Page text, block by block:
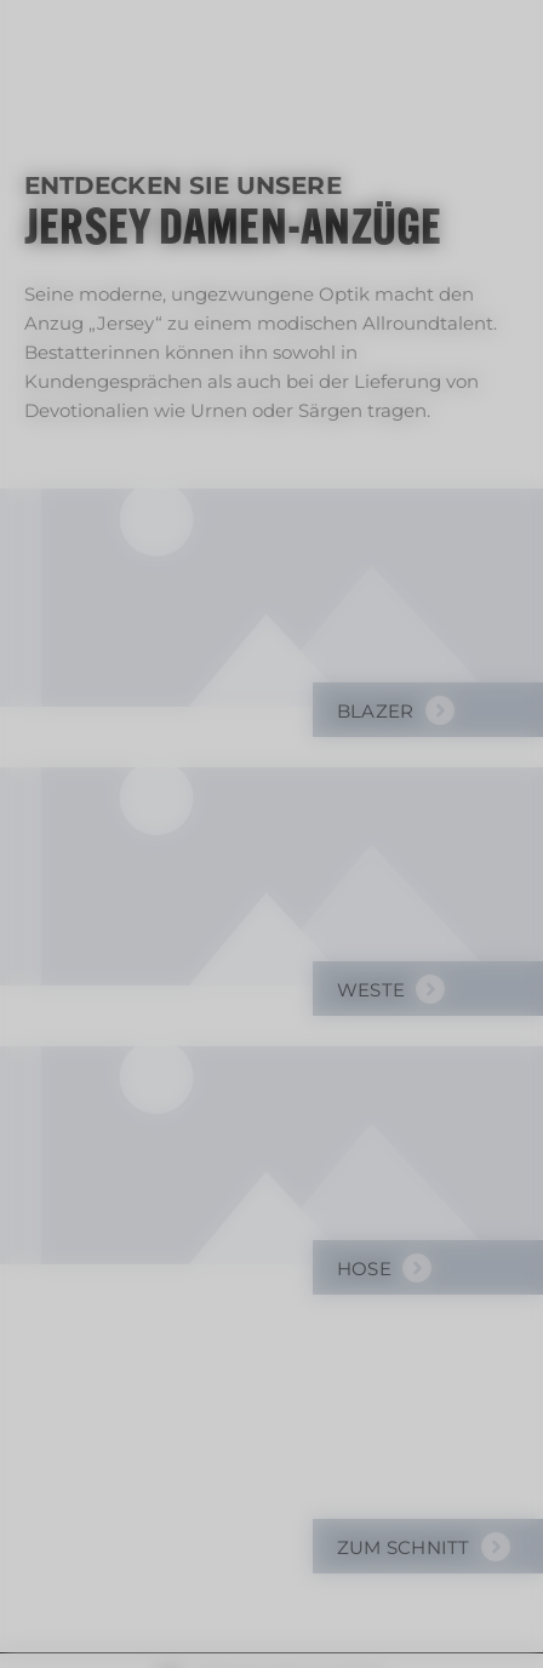
ENTDECKEN SIE UNSERE
JERSEY DAMEN-ANZÜGE
Seine moderne, ungezwungene Optik macht den
Anzug „Jersey“ zu einem modischen Allroundtalent.
Bestatterinnen können ihn sowohl in
Kundengesprächen als auch bei der Lieferung von
Devotionalien wie Urnen oder Särgen tragen.
BLAZER
WESTE
HOSE
ZUM SCHNITT